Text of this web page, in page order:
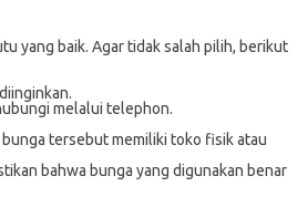
yang baik. Agar tidak salah pilih, berikut
melalui telephon.
tersebut memiliki toko fisik atau
bahwa bunga yang digunakan benar